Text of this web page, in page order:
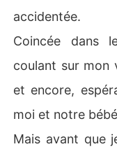
accidentée.
Coincée dans
coulant sur mon
et encore,
moi et notre
Mais avant que